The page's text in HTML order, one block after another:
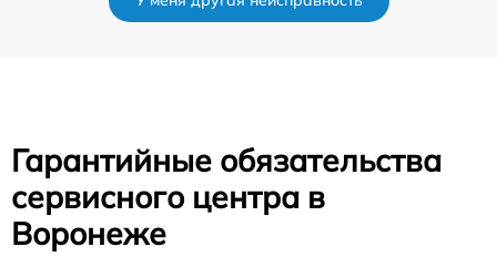
Гарантийные обязательства
сервисного центра в
Воронеже